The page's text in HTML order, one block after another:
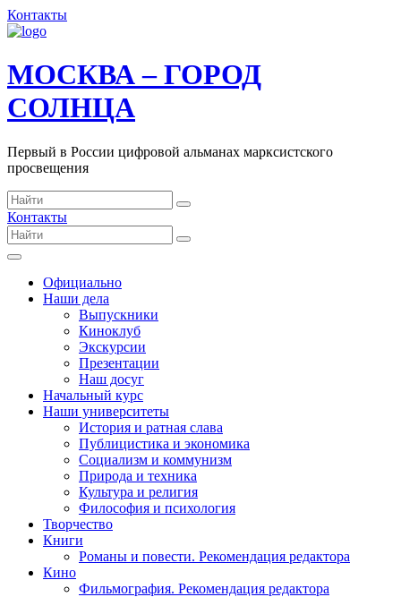
Контакты
МОСКВА – ГОРОД
СОЛНЦА
Первый в России цифровой альманах марксистского
просвещения
Контакты
Официально
Наши дела
Выпускники
Киноклуб
Экскурсии
Презентации
Наш досуг
Начальный курс
Наши университеты
История и ратная слава
Публицистика и экономика
Социализм и коммунизм
Природа и техника
Культура и религия
Философия и психология
Творчество
Книги
Романы и повести. Рекомендация редактора
Кино
Фильмография. Рекомендация редактора